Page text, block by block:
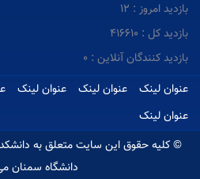
بازدید امروز : 12
بازدید کل : 416610
بازدید کنندگان آنلاین : 0
عنوان لینک عنوان لینک
عنوان لینک
عنوان لینک
© کلیه حقوق این سایت متعلق به
دانشگاه سمنان